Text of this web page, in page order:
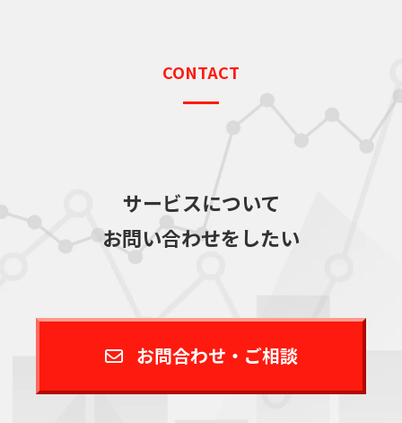
CONTACT
サービスについて
お問い合わせをしたい
お問合わせ・ご相談